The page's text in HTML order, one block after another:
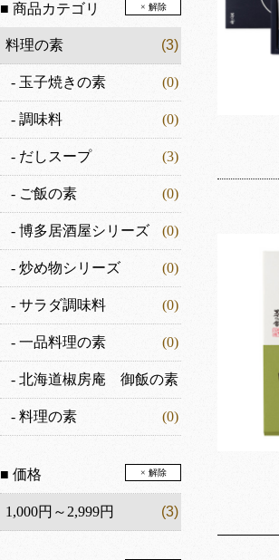
■ 商品カテゴリ × 解除
料理の素 (3)
- 玉子焼きの素 (0)
- 調味料 (0)
- だしスープ (3)
- ご飯の素 (0)
- 博多居酒屋シリーズ (0)
- 炒め物シリーズ (0)
- サラダ調味料 (0)
- 一品料理の素 (0)
- 北海道椒房庵 御飯の素
(0)
- 料理の素 (0)
■ 価格 × 解除
1,000円～2,999円 (3)